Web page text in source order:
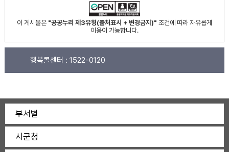
이 게시물은 "공공누리 제3유형(출처표시 + 변경금지)" 조건에 따라 자유롭게
이용이 가능합니다.
행복콜센터 : 1522-0120
부서별
시군청